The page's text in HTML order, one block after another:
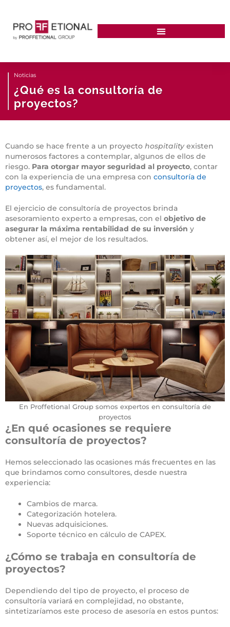
Noticias
¿Qué es la consultoría de
proyectos?
Cuando se hace frente a un proyecto hospitalityexisten
numerosos factores a contemplar, algunos de ellos de
riesgo. Para otorgar mayor seguridad al proyecto, contar
con la experiencia de una empresa con consultoría de
proyectos, es fundamental.
El ejercicio de consultoría de proyectos brinda
asesoramiento experto a empresas, con el objetivo de
asegurar la máxima rentabilidad de su inversión y
obtener así, el mejor de los resultados.
En Proffetional Group somos expertos en consultoría de
proyectos
¿En qué ocasiones se requiere
consultoría de proyectos?
Hemos seleccionado las ocasiones más frecuentes en las
que brindamos como consultores, desde nuestra
experiencia:
Cambios de marca.
Categorización hotelera.
Nuevas adquisiciones.
Soporte técnico en cálculo de CAPEX.
¿Cómo se trabaja en consultoría de
proyectos?
Dependiendo del tipo de proyecto, el proceso de
consultoría variará en complejidad, no obstante,
sintetizaríamos este proceso de asesoría en estos puntos: